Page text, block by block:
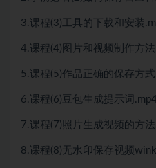
3.课程(3)工具的下载和安装
4.课程(4)图片和视频制作方
5.课程(5)作品正确的保存方
6.课程(6)豆包生成提示词.mp4
7.课程(7)照片生成视频的方
8.课程(8)无水印保存视频